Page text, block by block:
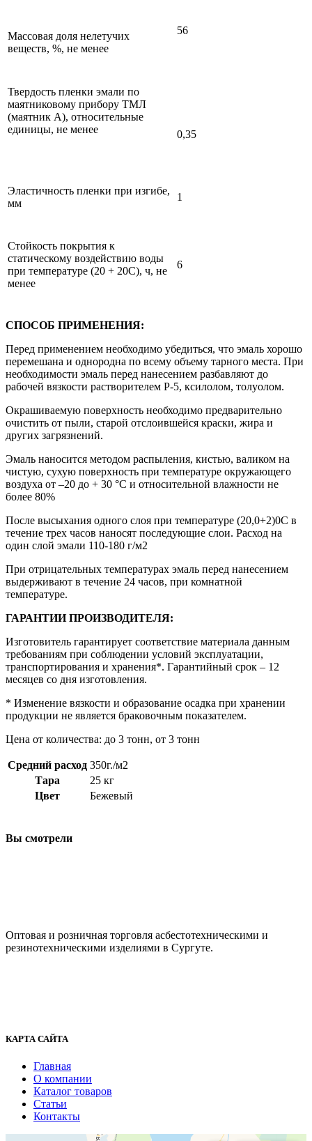
Массовая доля нелетучих
веществ, %, не менее
56
Твердость пленки эмали по
маятниковому прибору ТМЛ
(маятник А), относительные
единицы, не менее
0,35
Эластичность пленки при изгибе,
мм
1
Стойкость покрытия к
статическому воздействию воды
при температуре (20 + 20С), ч, не
менее
6
СПОСОБ ПРИМЕНЕНИЯ:
Перед применением необходимо убедиться, что эмаль хорошо
перемешана и однородна по всему объему тарного места. При
необходимости эмаль перед нанесением разбавляют до
рабочей вязкости растворителем Р-5, ксилолом, толуолом.
Окрашиваемую поверхность необходимо предварительно
очистить от пыли, старой отслоившейся краски, жира и
других загрязнений.
Эмаль наносится методом распыления, кистью, валиком на
чистую, сухую поверхность при температуре окружающего
воздуха от –20 до + 30 °С и относительной влажности не
более 80%
После высыхания одного слоя при температуре (20,0+2)0С в
течение трех часов наносят последующие слои. Расход на
один слой эмали 110-180 г/м2
При отрицательных температурах эмаль перед нанесением
выдерживают в течение 24 часов, при комнатной
температуре.
ГАРАНТИИ ПРОИЗВОДИТЕЛЯ:
Изготовитель гарантирует соответствие материала данным
требованиям при соблюдении условий эксплуатации,
транспортирования и хранения*. Гарантийный срок – 12
месяцев со дня изготовления.
* Изменение вязкости и образование осадка при хранении
продукции не является браковочным показателем.
Цена от количества: до 3 тонн, от 3 тонн
Средний расход 350г./м2
Тара
25 кг
Цвет
Бежевый
Вы смотрели
Оптовая и розничная торговля асбестотехническими и
резинотехническими изделиями в Сургуте.
КАРТА САЙТА
Главная
О компании
Каталог товаров
Статьи
Контакты